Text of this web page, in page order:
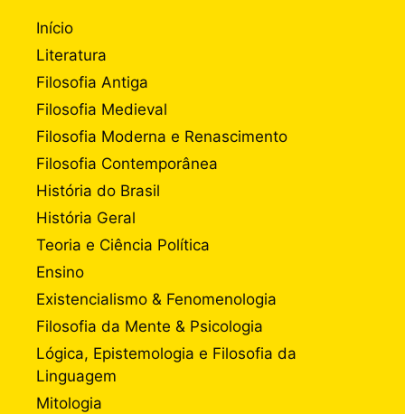
Início
Literatura
Filosofia Antiga
Filosofia Medieval
Filosofia Moderna e Renascimento
Filosofia Contemporânea
História do Brasil
História Geral
Teoria e Ciência Política
Ensino
Existencialismo & Fenomenologia
Filosofia da Mente & Psicologia
Lógica, Epistemologia e Filosofia da
Linguagem
Mitologia